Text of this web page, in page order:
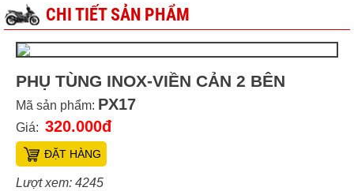
CHI TIẾT SẢN PHẨM
PHỤ TÙNG INOX-VIỀN CẢN 2 BÊN
Mã sản phẩm: PX17
Giá: 320.000đ
ĐẶT HÀNG
Lượt xem: 4245